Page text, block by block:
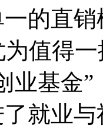
的直
为值得
业基金
就业